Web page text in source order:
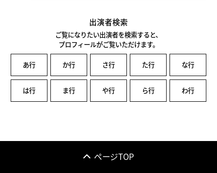
出演者検索
ご覧になりたい出演者を検索すると、
プロフィールがご覧いただけます。
あ行 か行 さ行 た行 な行
は行 ま行 や行 ら行 わ行
ページTOP